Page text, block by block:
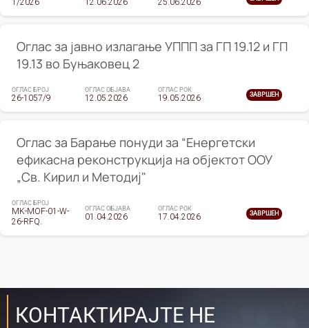
1/2026 12.06.2026 25.06.2026
Оглас за јавно излагање УППП за ГП 19.12 и ГП
19.13 во Буњаковец 2
ОГЛАС БРОЈ
26-1057/9
ОГЛАС ОБЈАВА
12.05.2026
ОГЛАС РОК
19.05.2026 ЗАВРШЕН
Оглас за Барање понуди за “Енергетски
ефикасна реконструкција на објектот ООУ
„Св. Кирил и Методиј"
ОГЛАС БРОЈ
MK-MOF-01-W-
26-RFQ.
ОГЛАС ОБЈАВА
01.04.2026
ОГЛАС РОК
17.04.2026 ЗАВРШЕН
КОНТАКТИРАЈТЕ НЕ